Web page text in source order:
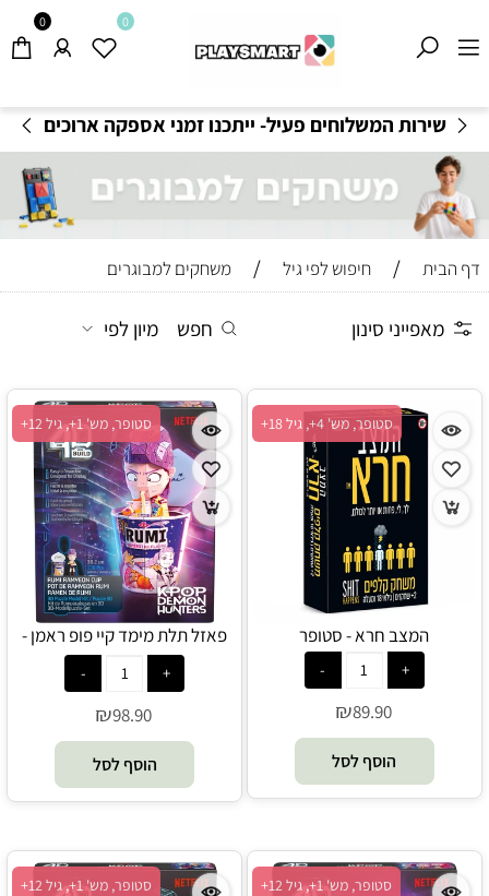
משלוחים חינם בקנייה מעל 199₪
- תקנון משלוחים
0 0
דף הבית / חיפוש לפי גיל / משחקים למבוגרים
מאפייני סינון חפש מיון לפי
סטופר, מש' 4+, גיל 18+
המצב חרא - סטופר
₪89.90
הוסף לסל
סטופר, מש' 1+, גיל 12+
פאזל תלת מימד קיי פופ ראמן -
₪98.90
הוסף לסל
סטופר, מש' 1+, גיל 12+ סטופר, מש' 1+, גיל 12+